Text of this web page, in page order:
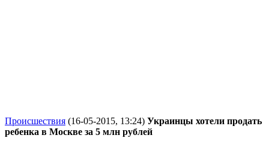
Происшествия (16-05-2015, 13:24) Украинцы хотели продать
ребенка в Москве за 5 млн рублей